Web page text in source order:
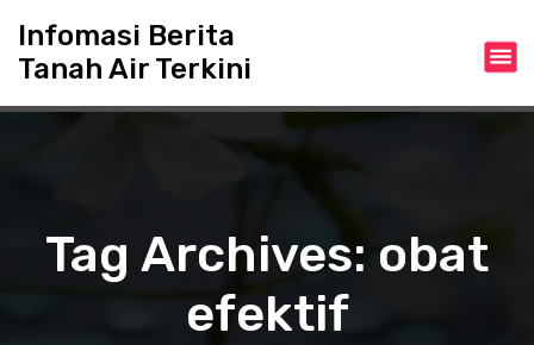
t
Infomasi Berita
Tanah Air Terkini
Tag Archives: obat
efektif